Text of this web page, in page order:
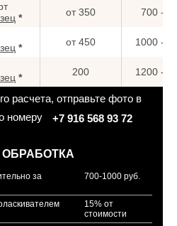
* от 350 700 -
* от 450 1000 -
* 200 1200 -
расчета, отправьте фото в
номеру
+7 916 568 93 72
за
700-1000 руб.
15% от
стоимости